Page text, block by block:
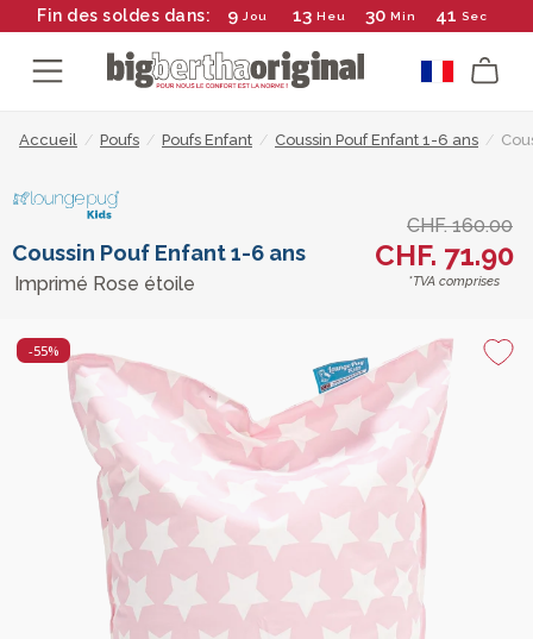
Fin des soldes dans: 9 Jou 13 Heu 30 Min 41 Sec
Accueil / Poufs / Poufs Enfant / Coussin Pouf Enfant 1-6 ans /
Coussin Pouf Enfant 1-6 ans
Imprimé Rose étoile
CHF. 160.00
CHF. 71.90
*TVA comprises
-55%